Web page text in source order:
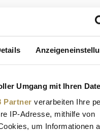
Umgang mit Ihren
Partner verarbeiten Ihre
IP-Adresse, mithilfe von
um Informationen
durch
(München)
Ibuprofen-Dosis lokal
gipfel.de